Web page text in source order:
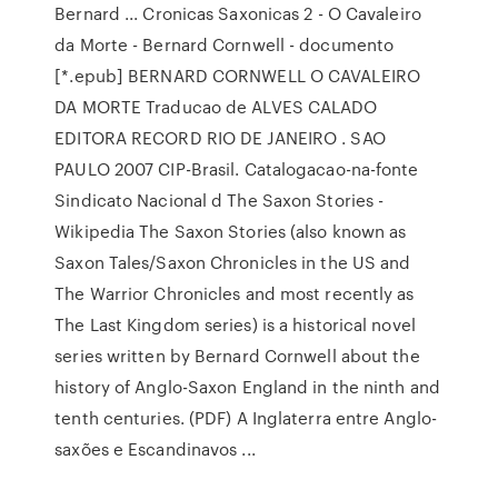
Bernard ... Cronicas Saxonicas 2 - O Cavaleiro
da Morte - Bernard Cornwell - documento
[*.epub] BERNARD CORNWELL O CAVALEIRO
DA MORTE Traducao de ALVES CALADO
EDITORA RECORD RIO DE JANEIRO . SAO
PAULO 2007 CIP-Brasil. Catalogacao-na-fonte
Sindicato Nacional d The Saxon Stories -
Wikipedia The Saxon Stories (also known as
Saxon Tales/Saxon Chronicles in the US and
The Warrior Chronicles and most recently as
The Last Kingdom series) is a historical novel
series written by Bernard Cornwell about the
history of Anglo-Saxon England in the ninth and
tenth centuries. (PDF) A Inglaterra entre Anglo-
saxões e Escandinavos ...